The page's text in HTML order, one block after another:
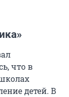
что в
детей. В